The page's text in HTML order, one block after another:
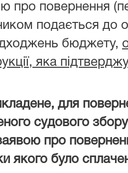
про повернення
подається до
бюджету,
яка
для
судового
про
якого було